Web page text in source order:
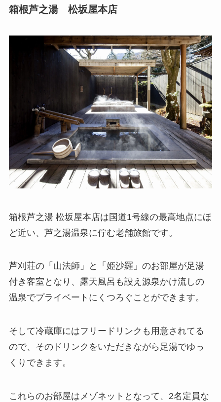
箱根芦之湯 松坂屋本店
箱根芦之湯 松坂屋本店は国道1号線の最高地点にほ
ど近い、芦之湯温泉に佇む老舗旅館です。
芦刈荘の「山法師」と「姫沙羅」のお部屋が足湯
付き客室となり、露天風呂も設え源泉かけ流しの
温泉でプライベートにくつろぐことができます。
そして冷蔵庫にはフリードリンクも用意されてる
ので、そのドリンクをいただきながら足湯でゆっ
くりできます。
これらのお部屋はメゾネットとなって、2名定員な